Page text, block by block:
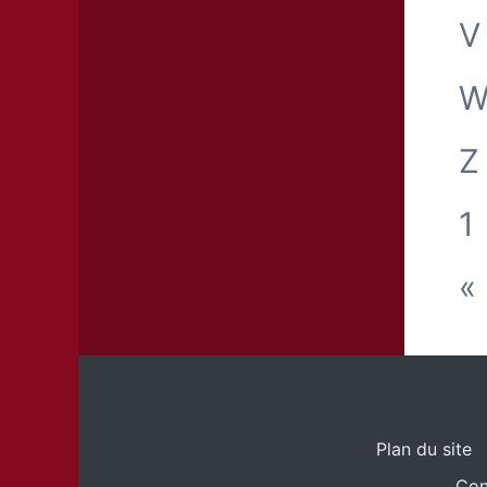
V
Z
1
«
Plan du site